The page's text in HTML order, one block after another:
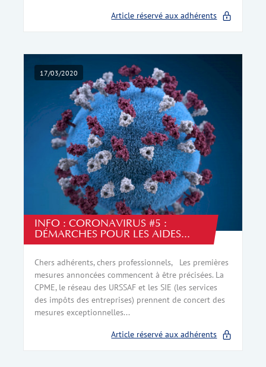
Article réservé aux adhérents
17/03/2020
INFO : CORONAVIRUS #5 :
DÉMARCHES POUR LES AIDES...
Chers adhérents, chers professionnels, Les premières
mesures annoncées commencent à être précisées. La
CPME, le réseau des URSSAF et les SIE (les services
des impôts des entreprises) prennent de concert des
mesures exceptionnelles...
Article réservé aux adhérents